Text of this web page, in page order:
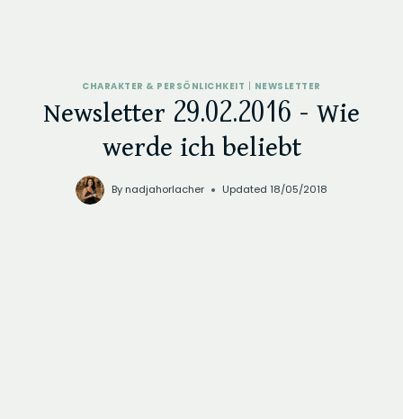
CHARAKTER & PERSÖNLICHKEIT | NEWSLETTER
Newsletter 29.02.2016 – Wie
werde ich beliebt
By nadjahorlacher Updated 18/05/2018